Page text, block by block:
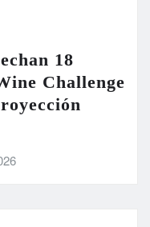
18
Challenge